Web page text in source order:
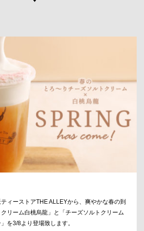
ィーストアTHE ALLEYから、爽やかな春の到
リーム白桃烏龍」と「チーズソルトクリーム
を3/8より登場致します。